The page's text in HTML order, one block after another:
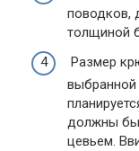
поводков,
толщиной
Размер
должны
цевьем.